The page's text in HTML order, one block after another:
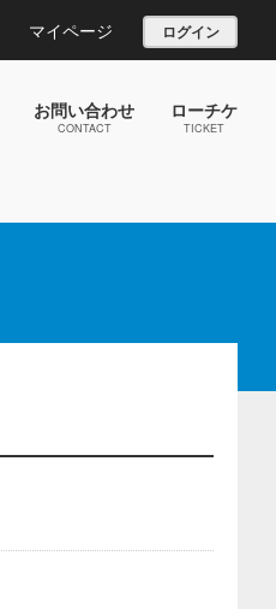
マイページ ログイン
お問い合わせ
CONTACT
ローチケ
TICKET